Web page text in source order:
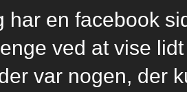
har en facebook
ved at vise
var nogen, der